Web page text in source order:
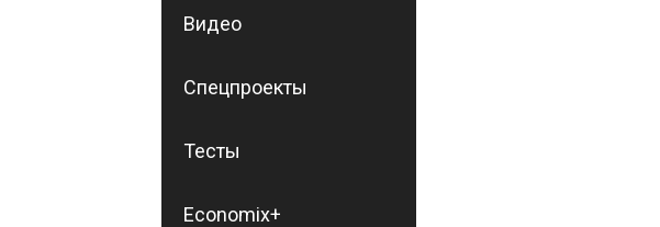
Видео
Спецпроекты
Тесты
Economix+